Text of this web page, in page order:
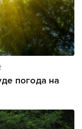
погода на